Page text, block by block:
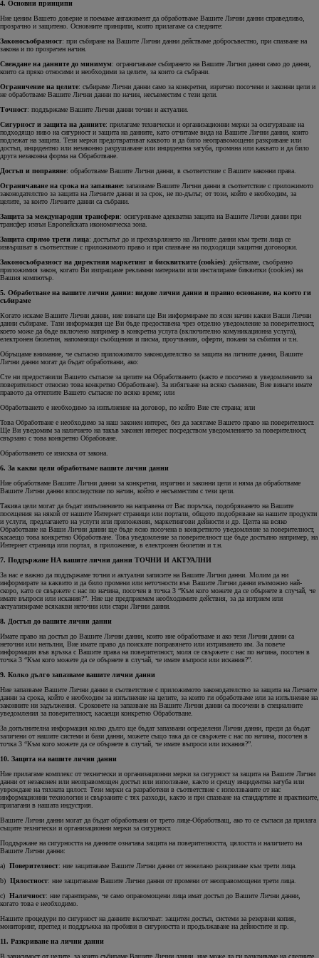
4. Основни принципи
Ние ценим Вашето доверие и поемаме ангажимент да обработваме Вашите Лични данни справедливо,
прозрачно и защитено. Основните принципи, които прилагаме са следните:
Законосъобразност: при събиране на Вашите Лични данни действаме добросъвестно, при спазване на
закона и по прозрачен начин.
Свеждане на данните до минимум: ограничаваме събирането на Вашите Лични данни само до данни,
които са пряко относими и необходими за целите, за които са събрани.
Ограничение на целите: събираме Лични данни само за конкретни, изрично посочени и законни цели и
не обработваме Вашите Лични данни по начин, несъвместим с тези цели.
Точност: поддържаме Вашите Лични данни точни и актуални.
Сигурност и защита на данните: прилагаме технически и организационни мерки за осигуряване на
подходящо ниво на сигурност и защита на данните, като отчитаме вида на Вашите Лични данни, които
подлежат на защита. Тези мерки предотвратяват каквото и да било неоправомощени разкриване или
достъп, инцидентно или незаконно разрушаване или инцидентна загуба, промяна или каквато и да било
друга незаконна форма на Обработване.
Достъп и поправяне: обработваме Вашите Лични данни, в съответствие с Вашите законни права.
Ограничаване на срока на запазване: запазваме Вашите Лични данни в съответствие с приложимото
законодателство за защита на Личните данни и за срок, не по-дълъг, от този, който е необходим, за
целите, за които Личните данни са събрани.
Защита за международни трансфери: осигуряваме адекватна защита на Вашите Лични данни при
трансфер извън Европейската икономическа зона.
Защита спрямо трети лица: достъпът до и прехвърлянето на Личните данни към трети лица се
извършват в съответствие с приложимото правo и при спазване на подходящи защитни договорки.
Законосъобразност на директния маркетинг и бисквитките (cookies): действаме, съобразно
приложимия закон, когато Ви изпращаме рекламни материали или инсталираме биквитки (cookies) на
Вашия компютър.
5. Обработване на вашите лични данни: видове лични данни и правно основание, на което ги
събираме
Когато искаме Вашите Лични данни, ние винаги ще Ви информираме по ясен начин какви Ваши Лични
данни събираме. Тази информация ще Ви бъде предоставена чрез отделно уведомление за поверителност,
което може да бъде включено например в конкретна услуга (включително комуникационна услуга),
електронен бюлетин, напомнящи съобщения и писма, проучвания, оферти, покани за събития и т.н.
Обръщаме внимание, че съгласно приложимото законодателство за защита на личните данни, Вашите
Лични данни могат да бъдат обработвани, ако:
Сте ни предоставили Вашето съгласие за целите на Обработването (както е посочено в уведомлението за
поверителност относно това конкретно Обработване). За избягване на всяко съмнение, Вие винаги имате
правото да оттеглите Вашето съгласие по всяко време; или
Обработването е необходимо за изпълнение на договор, по който Вие сте страна; или
Това Обработване е необходимо за наш законен интерес, без да засягаме Вашето право на поверителност.
Ще Ви уведомим за наличието на такъв законен интерес посредством уведомлението за поверителност,
свързано с това конкретно Обрабоване.
Обработването се изисква от закона.
6. За какви цели обработваме вашите лични данни
Ние обработваме Вашите Лични данни за конкретни, изрични и законни цели и няма да обработваме
Вашите Лични данни впоследствие по начин, който е несъвместим с тези цели.
Такива цели могат да бъдат изпълнението на направена от Вас поръчка, подобряването на Вашите
посещения на някой от нашите Интернет страници или портали, общото подобряване на нашите продукти
и услуги, предлагането на услуги или приложения, маркетингови дейности и др. Целта на всяко
Обработване на Ваши Лични данни ще бъде ясно посочена в конкретното уведомление за поверителност,
касаещо това конкретно Обработване. Това уведомление за поверителност ще бъде достъпно например, на
Интернет страница или портал, в приложение, в електронен бюлетин и т.н.
7. Поддържане НА вашите лични данни ТОЧНИ И АКТУАЛНИ
За нас е важно да поддържаме точни и актуални записите на Вашите Лични данни. Молим да ни
информирате за каквито и да било промени или неточности във Вашите Лични данни възможно най-
скоро, като се свържете с нас по начина, посочен в точка 3 “Към кого можете да се обърнете в случай, че
имате въпроси или искания?”. Ние ще предприемем необходимите действия, за да изтрием или
актуализираме всякакви неточни или стари Лични данни.
8. Достъп до вашите лични данни
Имате право на достъп до Вашите Лични данни, които ние обработваме и ако тези Лични данни са
неточни или непълни, Вие имате право да поискате поправянето или изтриването им. За повече
информация във връзка с Вашите права на поверителност, моля се свържете с нас по начина, посочен в
точка 3 “Към кого можете да се обърнете в случай, че имате въпроси или искания?”.
9. Колко дълго запазваме вашите лични данни
Ние запазваме Вашите Лични данни в съответствие с приложимото законодателство за защита на Личните
данни за срока, който е необходим за изпълнение на целите, за които ги обработваме или за изпълнение на
законните ни задължения. Сроковете на запазване на Вашите Лични данни са посочени в специалните
уведомления за поверителност, касаещи конкретно Обработване.
За допълнителна информация колко дълго ще бъдат запазвани определени Лични данни, преди да бъдат
заличени от нашите системи и бази данни, можете също така да се свържете с нас по начина, посочен в
точка 3 “Към кого можете да се обърнете в случай, че имате въпроси или искания?”.
10. Защита на вашите лични данни
Ние прилагаме комплекс от технически и организационни мерки за сигурност за защита на Вашите Лични
данни от незаконен или неоправомощен достъп или използване, както и срещу инцидентна загуба или
увреждане на тяхната цялост. Тези мерки са разработени в съответствие с използваните от нас
информационни технологии и свързаните с тях разходи, както и при спазване на стандартите и практиките,
прилагани в нашата индустрия.
Вашите Лични данни могат да бъдат обработвани от трето лице-Обработващ, ако то се съгласи да прилага
същите технически и организационни мерки за сигурност.
Поддържане на сигурността на данните означава защита на поверителността, цялостта и наличието на
Вашите Лични данни:
a) Поверителност: ние защитаваме Вашите Лични данни от нежелано разкриване към трети лица.
b) Цялостност: ние защитаваме Вашите Лични данни от промени от неоправомощени трети лица.
c) Наличност: ние гарантираме, че само оправомощени лица имат достъп до Вашите Лични данни,
когато това е необходимо.
Нашите процедури по сигурност на данните включват: защитен достъп, системи за резервни копия,
мониторинг, преглед и поддръжка на пробиви в сигурността и продължаване на дейностите и пр.
11. Разкриване на лични данни
В зависимост от целите, за които събираме Вашите Лични данни, ние може да ги разкриваме на следните